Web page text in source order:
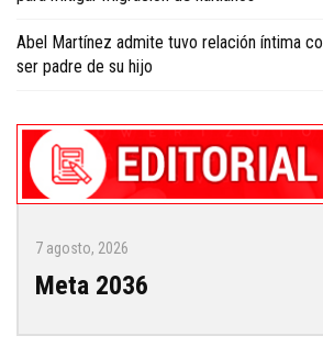
Abel Martínez admite tuvo relación íntima
ser padre de su hijo
7 agosto, 2026
Meta 2036